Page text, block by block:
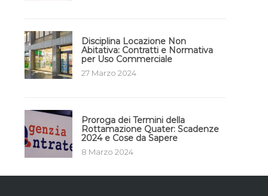
Disciplina Locazione Non
Abitativa: Contratti e Normativa
per Uso Commerciale
27 Marzo 2024
Proroga dei Termini della
Rottamazione Quater: Scadenze
2024 e Cose da Sapere
8 Marzo 2024